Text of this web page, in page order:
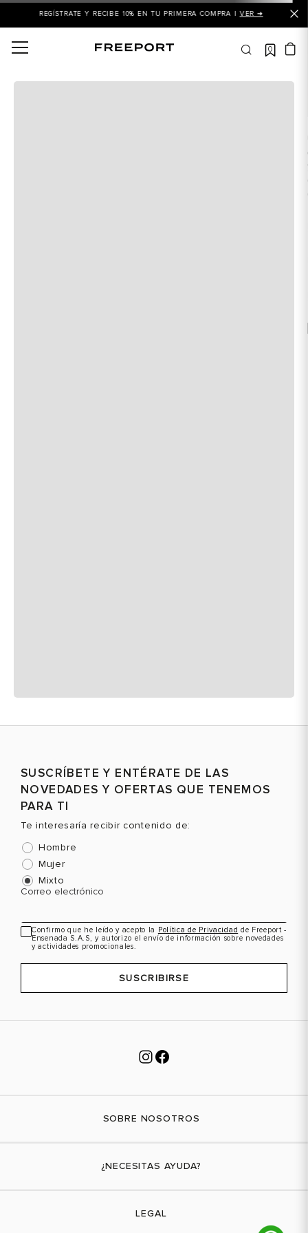
REGÍSTRATE Y RECIBE 10% EN TU PRIMERA COMPRA |VER ➜
0
SUSCRÍBETE Y ENTÉRATE DE LAS
NOVEDADES Y OFERTAS QUE TENEMOS
PARA TI
Te interesaría recibir contenido de:
Hombre
Mujer
Mixto
Correo electrónico
Confirmo que he leído y acepto la Política de Privacidad de Freeport -
Ensenada S.A.S, y autorizo el envío de información sobre novedades
y actividades promocionales.
SUSCRIBIRSE
SOBRE NOSOTROS
¿NECESITAS AYUDA?
LEGAL